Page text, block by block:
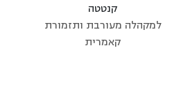
קנטטה
למקהלה מעורבת ותזמורת
קאמרית